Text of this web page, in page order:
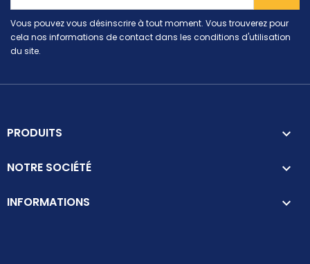
Vous pouvez vous désinscrire à tout moment. Vous trouverez pour
cela nos informations de contact dans les conditions d'utilisation
du site.
PRODUITS 
NOTRE SOCIÉTÉ 
INFORMATIONS keyboard_arrow_down